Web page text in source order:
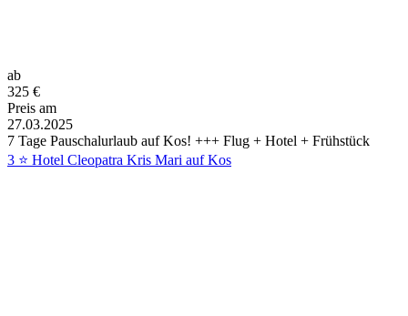
ab
325 €
Preis am
27.03.2025
7 Tage Pauschalurlaub auf Kos! +++ Flug + Hotel + Frühstück
3 ⭐ Hotel Cleopatra Kris Mari auf Kos